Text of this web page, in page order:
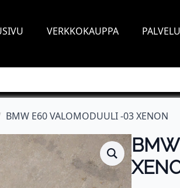
VERKKOKAUPPA
BMW E60 VALOMODUULI -03 XENON